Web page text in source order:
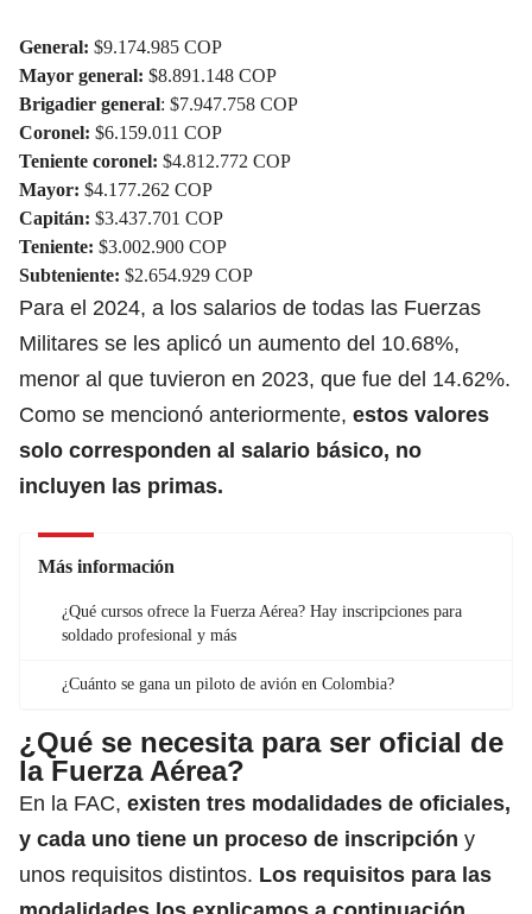
General: $9.174.985 COP
Mayor general: $8.891.148 COP
Brigadier general: $7.947.758 COP
Coronel: $6.159.011 COP
Teniente coronel: $4.812.772 COP
Mayor: $4.177.262 COP
Capitán: $3.437.701 COP
Teniente: $3.002.900 COP
Subteniente: $2.654.929 COP
Para el 2024, a los salarios de todas las Fuerzas
Militares se les aplicó un aumento del 10.68%,
menor al que tuvieron en 2023, que fue del 14.62%.
Como se mencionó anteriormente, estos valores
solo corresponden al salario básico, no
incluyen las primas.
Más información
¿Qué cursos ofrece la Fuerza Aérea? Hay inscripciones para
soldado profesional y más
¿Cuánto se gana un piloto de avión en Colombia?
¿Qué se necesita para ser oficial de
la Fuerza Aérea?
En la FAC, existen tres modalidades de oficiales,
y cada uno tiene un proceso de inscripción y
unos requisitos distintos. Los requisitos para las